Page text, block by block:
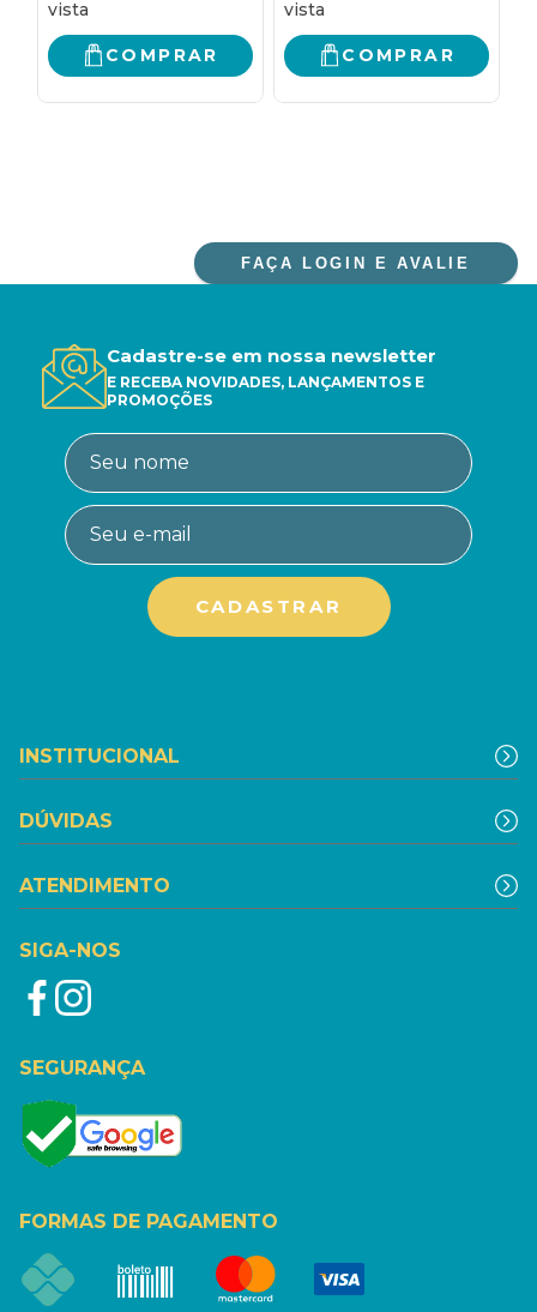
COMPRAR COMPRAR
FAÇA LOGIN E AVALIE
Cadastre-se em nossa newsletter
E RECEBA NOVIDADES, LANÇAMENTOS E
PROMOÇÕES
INSTITUCIONAL
DÚVIDAS
ATENDIMENTO
SIGA-NOS
SEGURANÇA
FORMAS DE PAGAMENTO